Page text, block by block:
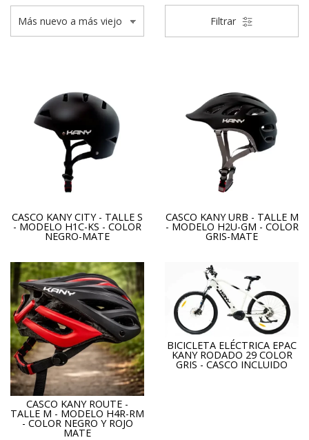
Filtrar
CASCO KANY CITY - TALLE S
- MODELO H1C-KS - COLOR
NEGRO-MATE
CASCO KANY URB - TALLE M
- MODELO H2U-GM - COLOR
GRIS-MATE
CASCO KANY ROUTE -
TALLE M - MODELO H4R-RM
- COLOR NEGRO Y ROJO
MATE
BICICLETA ELÉCTRICA EPAC
KANY RODADO 29 COLOR
GRIS - CASCO INCLUIDO